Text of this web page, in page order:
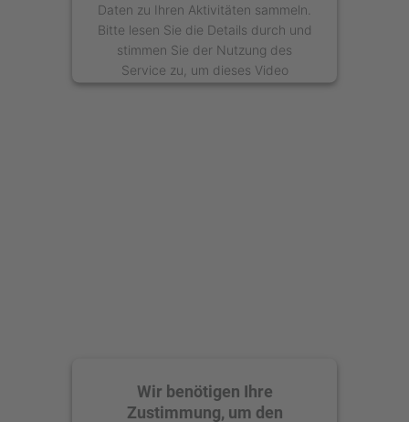
Daten zu Ihren Aktivitäten sammeln.
Bitte lesen Sie die Details durch und
stimmen Sie der Nutzung des
Service zu, um dieses Video
anzusehen.
Wir benötigen Ihre
Zustimmung, um den